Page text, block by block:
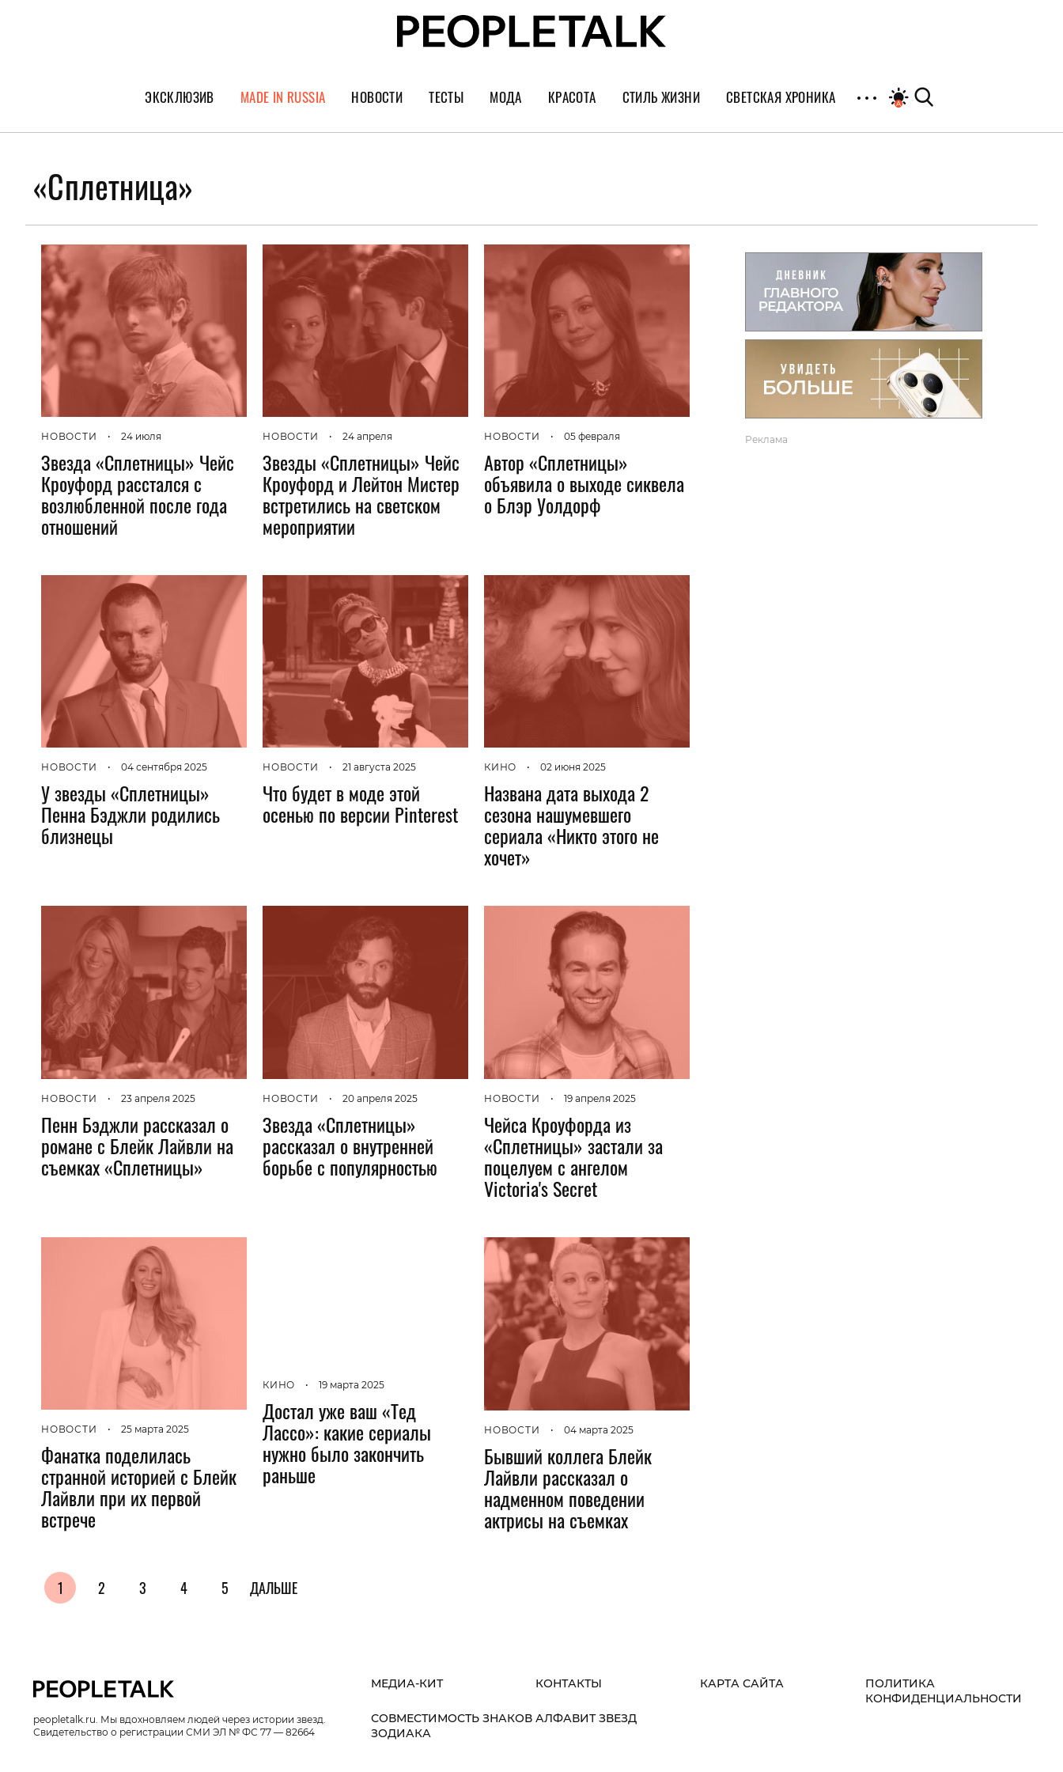
ЭКСКЛЮЗИВ
ГЕРОИ PEOPLETALK
ИНТЕРВЬЮ
ПОКОЛЕНИЕ
MADE IN RUSSIA НОВОСТИ ТЕСТЫ МОДА
Тренды
Украшения и часы
КРАСОТА
Уход за лицом
Парфюм
Диеты
Пластика
СТИЛЬ ЖИЗНИ
Культура
Путешествия
Психология
Дизайн
Гаджеты и авто
Мнение Редакции
СВЕТСКАЯ ХРОНИКА
«Сплетница»
НОВОСТИ • 24 июля
Звезда «Сплетницы» Чейс
Кроуфорд расстался с
возлюбленной после года
отношений
НОВОСТИ • 24 апреля
Звезды «Сплетницы» Чейс
Кроуфорд и Лейтон Мистер
встретились на светском
мероприятии
НОВОСТИ • 05 февраля
Автор «Сплетницы»
объявила о выходе сиквела
о Блэр Уолдорф
НОВОСТИ • 04 сентября 2025
У звезды «Сплетницы»
Пенна Бэджли родились
близнецы
НОВОСТИ • 21 августа 2025
Что будет в моде этой
осенью по версии Pinterest
КИНО • 02 июня 2025
Названа дата выхода 2
сезона нашумевшего
сериала «Никто этого не
хочет»
НОВОСТИ • 23 апреля 2025
Пенн Бэджли рассказал о
романе с Блейк Лайвли на
съемках «Сплетницы»
НОВОСТИ • 20 апреля 2025
Звезда «Сплетницы»
рассказал о внутренней
борьбе с популярностью
НОВОСТИ • 19 апреля 2025
Чейса Кроуфорда из
«Сплетницы» застали за
поцелуем с ангелом
Victoria's Secret
НОВОСТИ • 25 марта 2025
Фанатка поделилась
странной историей с Блейк
Лайвли при их первой
встрече
КИНО • 19 марта 2025
Достал уже ваш «Тед
Лассо»: какие сериалы
нужно было закончить
раньше
НОВОСТИ • 04 марта 2025
Бывший коллега Блейк
Лайвли рассказал о
надменном поведении
актрисы на съемках
1 2 3 4 5 ДАЛЬШЕ
Реклама
peopletalk.ru. Мы вдохновляем людей через истории звезд.
Свидетельство о регистрации СМИ ЭЛ № ФС 77 — 82664
МЕДИА-КИТ КОНТАКТЫ КАРТА САЙТА
ПОЛИТИКА
КОНФИДЕНЦИАЛЬНОСТИ
СОВМЕСТИМОСТЬ ЗНАКОВ
ЗОДИАКА
АЛФАВИТ ЗВЕЗД